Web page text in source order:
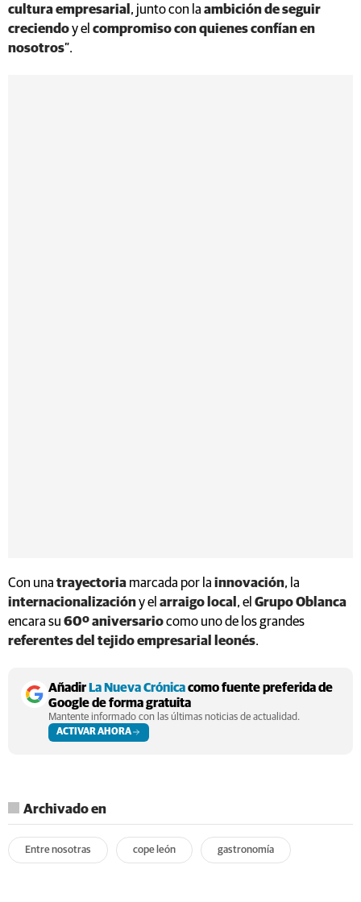
cultura empresarial , junto con la ambición de seguir
creciendoy el compromiso con quienes confían en
nosotros”.
Con una trayectoria marcada por la innovación, la
internacionalizacióny el arraigo local , el Grupo Oblanca
encara su 60º aniversariocomo uno de los grandes
referentes del tejido empresarial leonés.
AñadirLa Nueva Crónicacomo fuente preferida de
Google de forma gratuita
Mantente informado con las últimas noticias de actualidad.
ACTIVAR AHORA
Archivado en
Entre nosotras cope león gastronomía